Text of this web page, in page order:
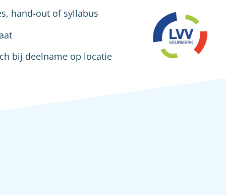
hand-out of syllabus
bij deelname op locatie